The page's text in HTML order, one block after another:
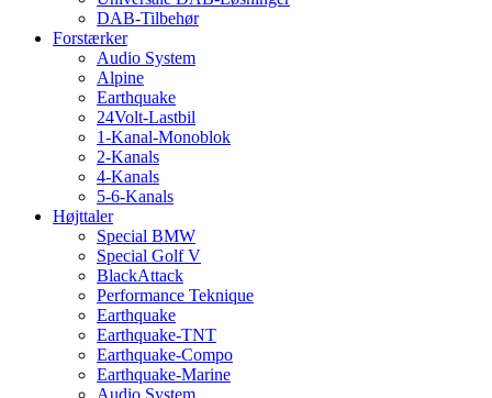
DAB-Tilbehør
Forstærker
Audio System
Alpine
Earthquake
24Volt-Lastbil
1-Kanal-Monoblok
2-Kanals
4-Kanals
5-6-Kanals
Højttaler
Special BMW
Special Golf V
BlackAttack
Performance Teknique
Earthquake
Earthquake-TNT
Earthquake-Compo
Earthquake-Marine
Audio System